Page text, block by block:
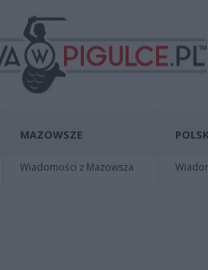
MAZOWSZE
Wiadomości z Mazowsza